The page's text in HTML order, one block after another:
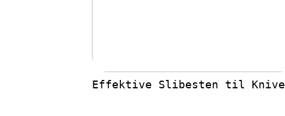
Effektive Slibesten til Knive